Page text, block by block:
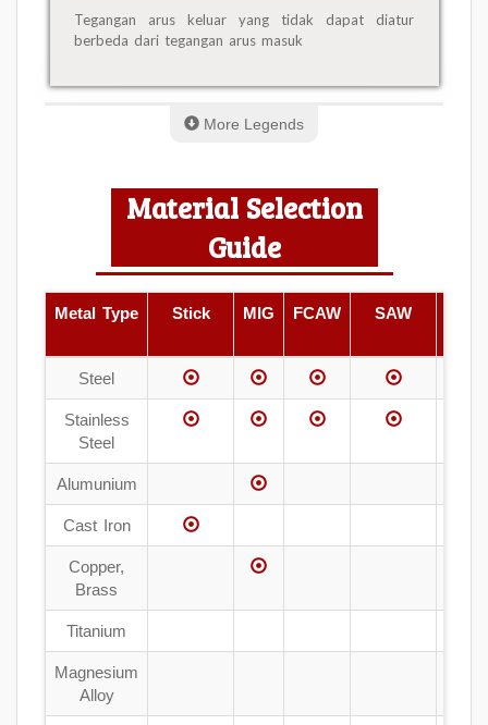
Tegangan arus keluar yang tidak dapat diatur
berbeda dari tegangan arus masuk
More Legends
Material Selection
Guide
Metal Type Stick MIG FCAW SAW
Steel
Stainless
Steel
Alumunium
Cast Iron
Copper,
Brass
Titanium
Magnesium
Alloy